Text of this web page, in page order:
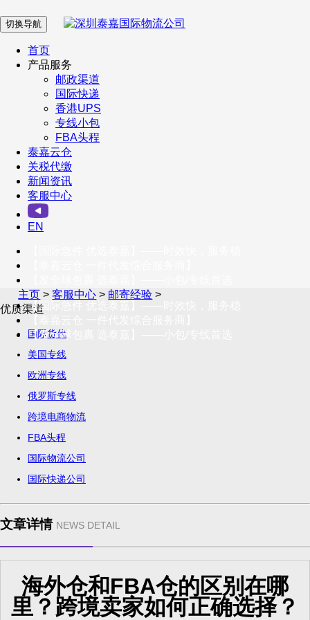
在 线 客 服
企业微信
订阅号
客户服务热线
400-098-5699
联系我们
切换导航
首页
产品服务
邮政渠道
国际快递
香港UPS
专线小包
FBA头程
泰嘉云仓
关税代缴
新闻资讯
客服中心
EN
【国际急件 优选泰嘉】——时效快，服务稳
【发全球包裹 选泰嘉】——小包/专线首选
主页 >客服中心 > 邮寄经验 >
优质渠道
国际货代
美国专线
欧洲专线
俄罗斯专线
跨境电商物流
FBA头程
国际物流公司
国际快递公司
文章详情 NEWS DETAIL
海外仓和FBA仓的区别在哪
里？跨境卖家如何正确选择？